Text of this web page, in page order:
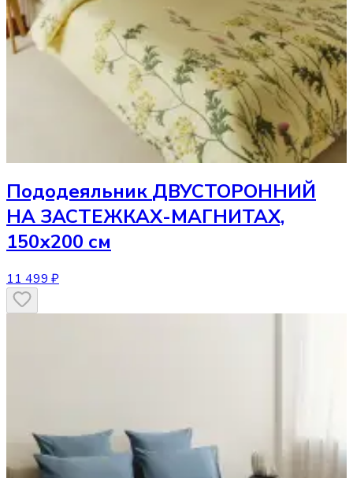
Пододеяльник ДВУСТОРОННИЙ
НА ЗАСТЕЖКАХ-МАГНИТАХ,
150х200 см
11 499 ₽